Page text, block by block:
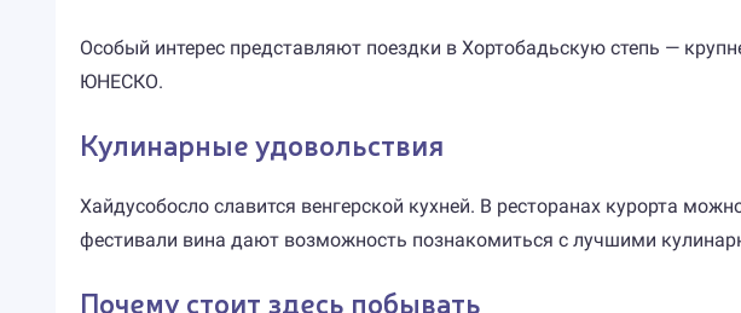
Особый интерес представляют поездки в Хортобадьскую степь —
ЮНЕСКО.
Кулинарные удовольствия
Хайдусобосло славится венгерской кухней. В ресторанах курорта
фестивали вина дают возможность познакомиться с лучшими
Почему стоит здесь побывать